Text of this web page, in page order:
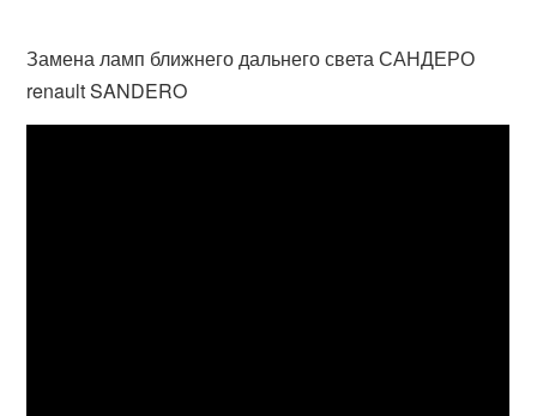
Замена ламп ближнего дальнего света САНДЕРО
renault SANDERO